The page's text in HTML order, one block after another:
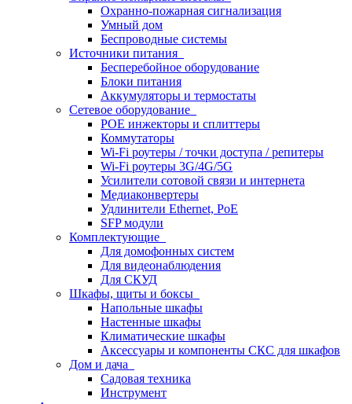
Охранно-пожарная сигнализация
Умный дом
Беспроводные системы
Источники питания
Бесперебойное оборудование
Блоки питания
Аккумуляторы и термостаты
Сетевое оборудование
POE инжекторы и сплиттеры
Коммутаторы
Wi-Fi роутеры / точки доступа / репитеры
Wi-Fi роутеры 3G/4G/5G
Усилители сотовой связи и интернета
Медиаконвертеры
Удлинители Ethernet, PoE
SFP модули
Комплектующие
Для домофонных систем
Для видеонаблюдения
Для СКУД
Шкафы, щиты и боксы
Напольные шкафы
Настенные шкафы
Климатические шкафы
Аксессуары и компоненты СКС для шкафов
Дом и дача
Садовая техника
Инструмент